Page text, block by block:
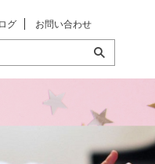
グ お問い合わせ